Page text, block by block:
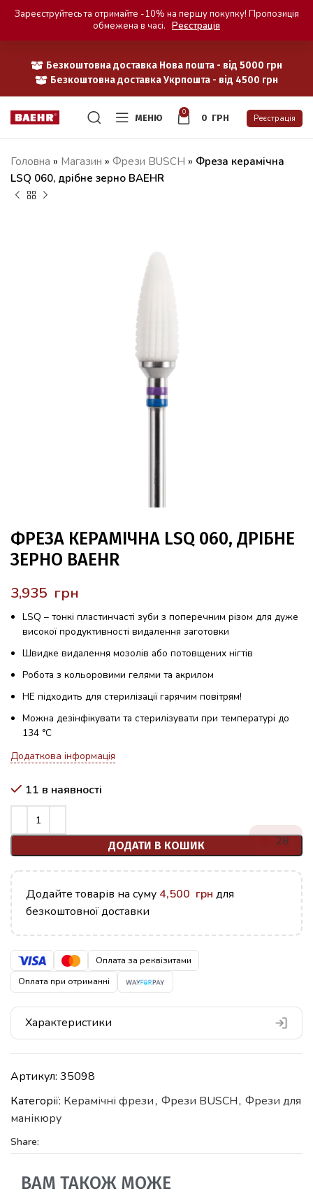
Безкоштовна доставка Нова пошта - від 5000 грн
Безкоштовна доставка Укрпошта - від 4500 грн
МЕНЮ
0
0 ГРН Реєстрація
Головна » Магазин » Фрези BUSCH » Фреза керамічна
LSQ 060, дрібне зерно BAEHR
ФРЕЗА КЕРАМІЧНА LSQ 060, ДРІБНЕ
ЗЕРНО BAEHR
грн
LSQ – тонкі пластинчасті зуби з поперечним різом для дуже
високої продуктивності видалення заготовки
Швидке видалення мозолів або потовщених нігтів
Робота з кольоровими гелями та акрилом
НЕ підходить для стерилізації гарячим повітрям!
Можна дезінфікувати та стерилізувати при температурі до
134 °C
Додаткова інформація
11 в наявності
ДОДАТИ В КОШИК 28
Додайте товарів на суму 4,500 грн для
безкоштовної доставки
Оплата за реквізитами
Оплата при отриманні
Характеристики
Артикул: 35098
Категорії: Керамічні фрези, Фрези BUSCH, Фрези для
манікюру
Share:
ВАМ ТАКОЖ МОЖЕ
Зареєструйтесь та отримайте -10% на першу покупку! Пропозиція
обмежена в часі. Реєстрація